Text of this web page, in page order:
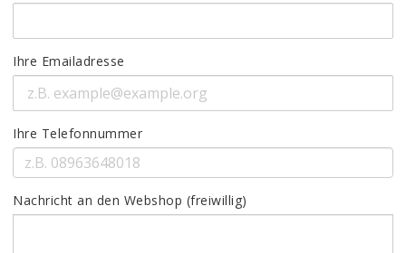
Ihre Emailadresse
Ihre Telefonnummer
Nachricht an den Webshop (freiwillig)